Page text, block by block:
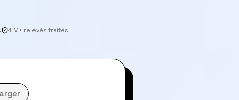
4 M+ relevés traités